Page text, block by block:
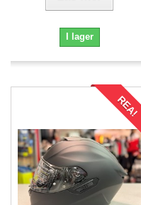
I lager
REA!